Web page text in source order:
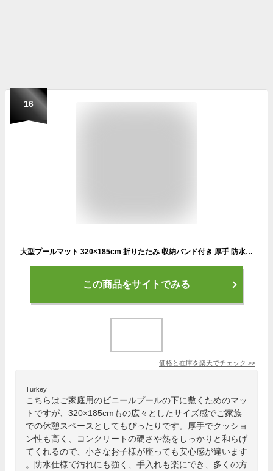
16
大型プールマット 320×185cm 折りたたみ 収納バンド付き 厚手 防水 クッション性 屋外用 大きいサイズ 家庭用 ビニールプールマット 水遊びシート SUNDRY 】
この商品をサイトでみる
価格と在庫を楽天でチェック >>
Turkey
こちらはご家庭用のビニールプールの下に敷くためのマッ
トですが、320×185cmもの広々としたサイズ感でご家族
での休憩スペースとしてもぴったりです。厚手でクッショ
ン性も高く、コンクリートの硬さや熱をしっかりと和らげ
てくれるので、小さなお子様が座っても安心感が違います
。防水仕様で汚れにも強く、手入れも楽にでき、多くの方